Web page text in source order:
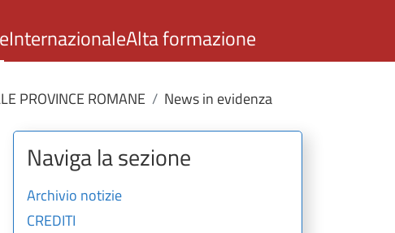
InternazionaleAlta formazione
PROVINCE ROMANE News in evidenza
Naviga la sezione
Archivio notizie
CREDITI